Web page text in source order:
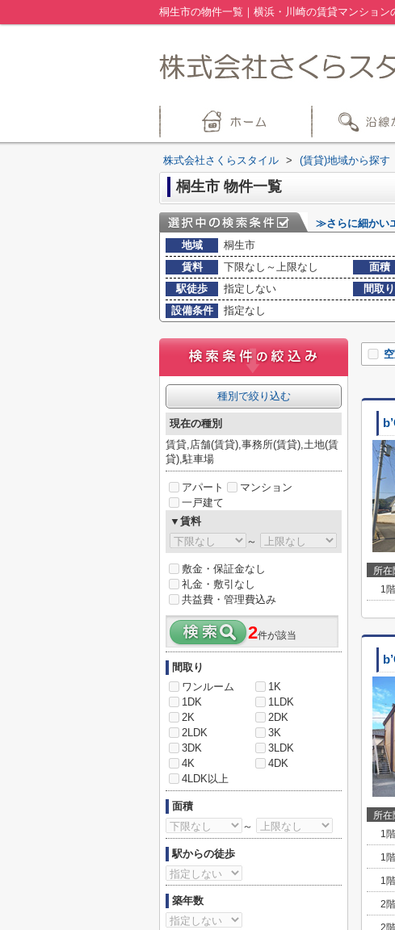
桐生市の物件一覧｜横浜・川崎の賃貸マンショ
株式会社さくらスタイル > (賃貸)地域から探す
桐生市 物件一覧
≫さらに細かい
地域
桐生市
賃料
下限なし～上限なし 面積
駅徒歩
指定しない 間取り
設備条件
指定なし
所在
1階
所在
1階
1階
1階
2階
2階
種別で絞り込む
現在の種別
賃貸,店舗(賃貸),事務所(賃貸),土地(賃
貸),駐車場
アパート
マンション
一戸建て
▼賃料
～
敷金・保証金なし
礼金・敷引なし
共益費・管理費込み
2件が該当
間取り
ワンルーム
1K
1DK
1LDK
2K
2DK
2LDK
3K
3DK
3LDK
4K
4DK
4LDK以上
面積
～
駅からの徒歩
築年数